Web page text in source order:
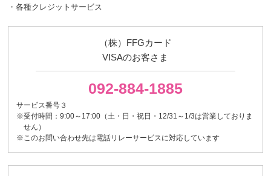
・各種クレジットサービス
（株）FFGカード
VISAのお客さま
092-884-1885
サービス番号３
※受付時間：9:00～17:00（土・日・祝日・12/31～1/3は営業しておりま
せん）
※このお問い合わせ先は電話リレーサービスに対応しています